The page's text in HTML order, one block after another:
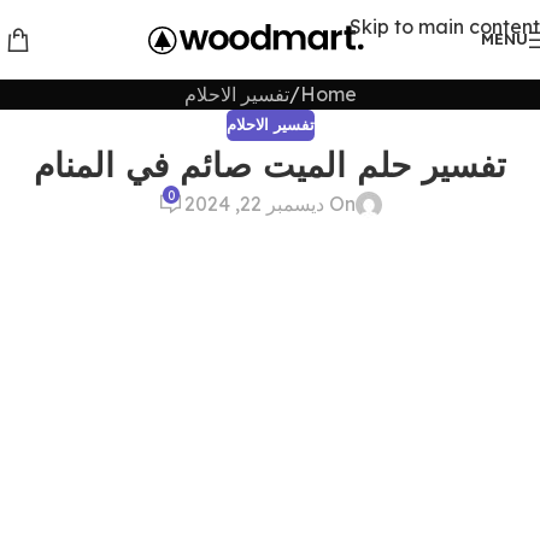
Skip to main content
MENU
Home تفسير الاحلام
تفسير الاحلام
تفسير حلم الميت صائم في المنام
On ديسمبر 22, 2024 0